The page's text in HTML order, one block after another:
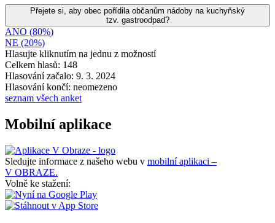
Přejete si, aby obec pořídila občanům nádoby na kuchyňský
tzv. gastroodpad?
ANO (80%)
NE (20%)
Hlasujte kliknutím na jednu z možností
Celkem hlasů: 148
Hlasování začalo: 9. 3. 2024
Hlasování končí: neomezeno
seznam všech anket
Mobilní aplikace
Sledujte informace z našeho webu v mobilní aplikaci –
V OBRAZE.
Volně ke stažení: